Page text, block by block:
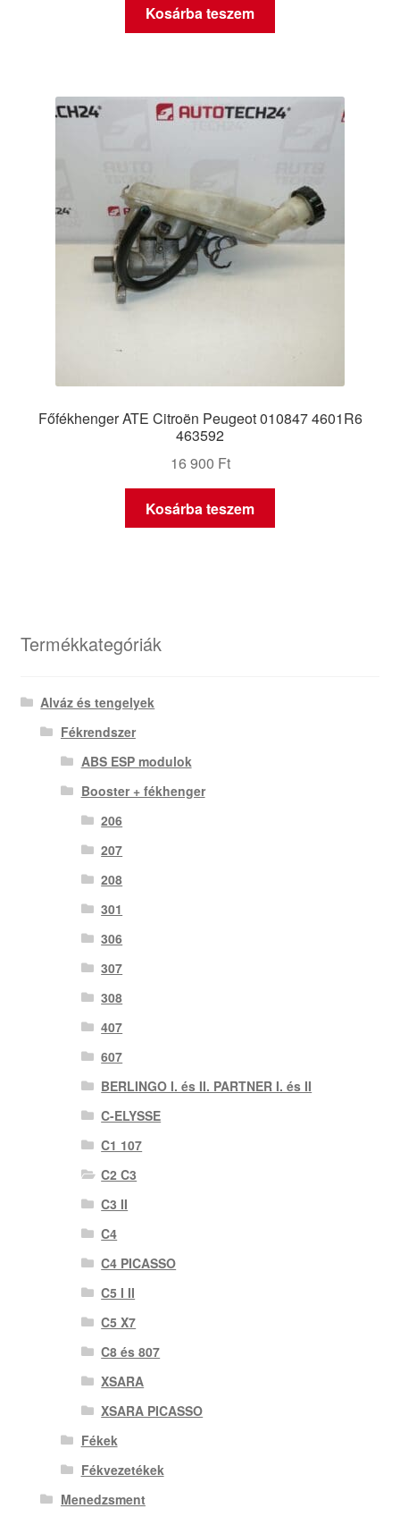
Kosárba teszem
Főfékhenger ATE Citroën Peugeot 010847 4601R6
463592
16 900 Ft
Kosárba teszem
Termékkategóriák
Alváz és tengelyek
Fékrendszer
ABS ESP modulok
Booster + fékhenger
206
207
208
301
306
307
308
407
607
BERLINGO I. és II. PARTNER I. és II
C-ELYSSE
C1 107
C2 C3
C3 II
C4
C4 PICASSO
C5 I II
C5 X7
C8 és 807
XSARA
XSARA PICASSO
Fékek
Fékvezetékek
Menedzsment